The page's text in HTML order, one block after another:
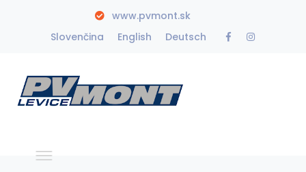
www.pvmont.sk
Slovenčina
English Deutsch
FacebookInstagram